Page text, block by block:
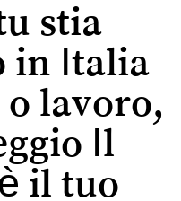
stia
in Italia
lavoro,
Il
il tuo